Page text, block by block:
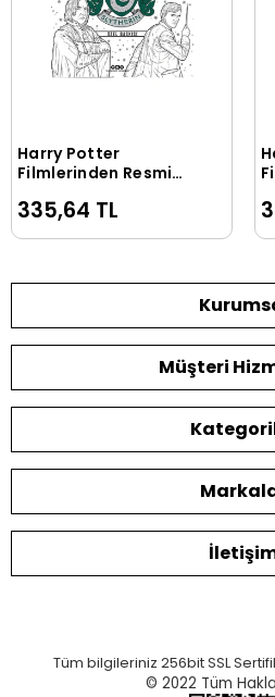
Sepete Ekle
Harry Potter
Filmlerinden Resmi
Slytherin Özel Baskısı
335,64 TL
Müşteri
Tüm bilgileriniz 256bit SSL
© 2022 Tüm